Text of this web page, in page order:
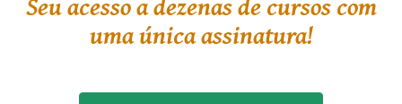
uma única assinatura!